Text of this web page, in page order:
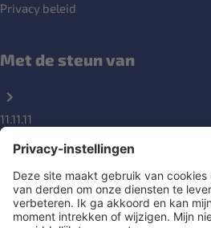
Privacy beleid
Met de steun van
11.11.11
DGD